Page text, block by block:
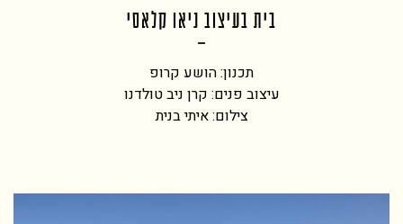
בית בעיצוב ניאו קלאסי
תכנון: הושע קרופ
עיצוב פנים: קרן ניב טולדנו
צילום: איתי בנית